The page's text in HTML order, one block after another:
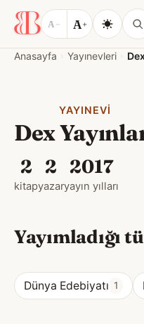
A − A+
Anasayfa Yayınevleri
YAYINEVI
Dex
2
kitap
2
yazar
2017
yayın yılları
Yayımladığı
Dünya Edebiyatı 1